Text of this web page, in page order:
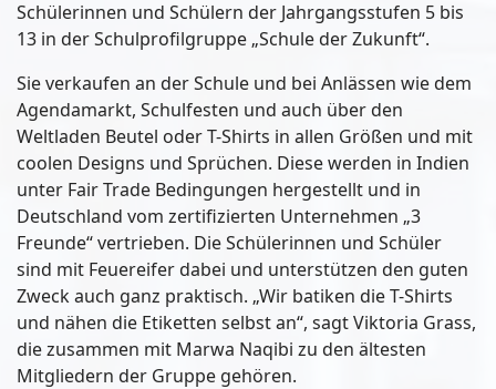
Schülerinnen und Schülern der Jahrgangsstufen 5 bis
13 in der Schulprofilgruppe „Schule der Zukunft“.
Sie verkaufen an der Schule und bei Anlässen wie dem
Agendamarkt, Schulfesten und auch über den
Weltladen Beutel oder T-Shirts in allen Größen und mit
coolen Designs und Sprüchen. Diese werden in Indien
unter Fair Trade Bedingungen hergestellt und in
Deutschland vom zertifizierten Unternehmen „3
Freunde“ vertrieben. Die Schülerinnen und Schüler
sind mit Feuereifer dabei und unterstützen den guten
Zweck auch ganz praktisch. „Wir batiken die T-Shirts
und nähen die Etiketten selbst an“, sagt Viktoria Grass,
die zusammen mit Marwa Naqibi zu den ältesten
Mitgliedern der Gruppe gehören.